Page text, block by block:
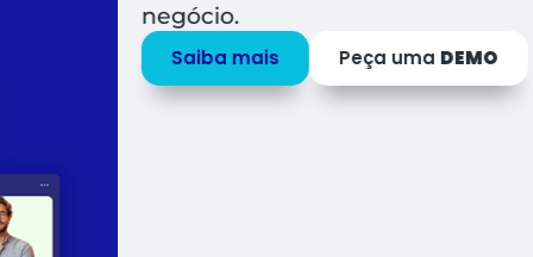
Peça uma DEMO